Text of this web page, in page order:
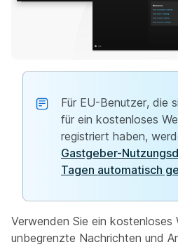
Für EU-Benutzer, die
für ein kostenloses
registriert haben,
Gastgeber-
Tagen automatisch
Verwenden Sie ein
unbegrenzte Nachrichten und